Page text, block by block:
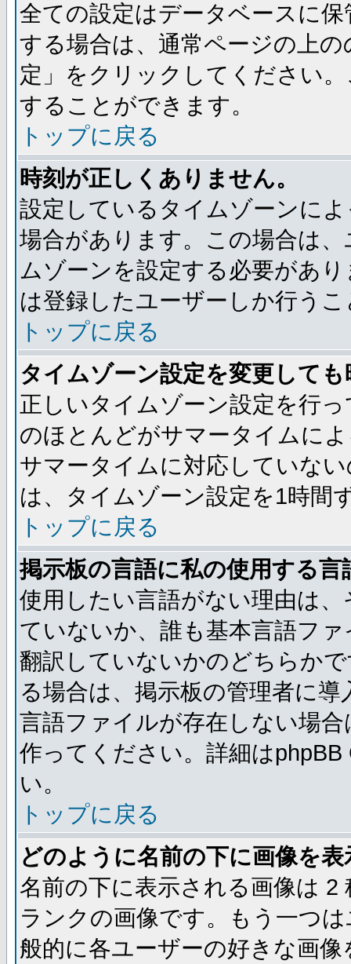
全ての設定はデータベースに
する場合は、通常ページの上
定」をクリックしてください
することができます。
トップに戻る
時刻が正しくありません。
設定しているタイムゾーンに
場合があります。この場合は
ムゾーンを設定する必要があ
は登録したユーザーしか行う
トップに戻る
タイムゾーン設定を変更して
正しいタイムゾーン設定を行
のほとんどがサマータイムに
サマータイムに対応していな
は、タイムゾーン設定を1時間
トップに戻る
掲示板の言語に私の使用する
使用したい言語がない理由は
ていないか、誰も基本言語フ
翻訳していないかのどちらか
る場合は、掲示板の管理者に
言語ファイルが存在しない場
作ってください。詳細は
い。
トップに戻る
どのように名前の下に画像を
名前の下に表示される画像は
ランクの画像です。もう一つ
般的に各ユーザーの好きな画